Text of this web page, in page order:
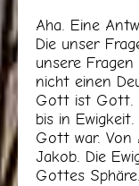
Aha. Eine
Die unser
unsere
nicht einen
Gott ist Gott.
bis in
Gott war. Von
Jakob. Die
Gottes